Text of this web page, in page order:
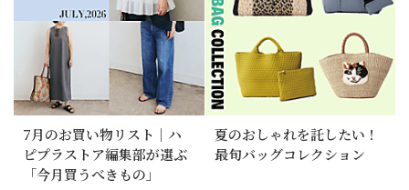
7月のお買い物リスト｜ハ
ピプラストア編集部が選ぶ
「今月買うべきもの」
夏のおしゃれを託したい！
最旬バッグコレクション